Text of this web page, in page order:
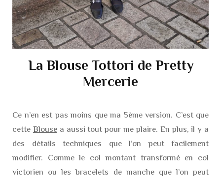
La Blouse Tottori de Pretty
Mercerie
Ce n’en est pas moins que ma 5ème version. C’est que
cette Blousea aussi tout pour me plaire. En plus, il y a
des détails techniques que l’on peut facilement
modifier. Comme le col montant transformé en col
victorien ou les bracelets de manche que l’on peut